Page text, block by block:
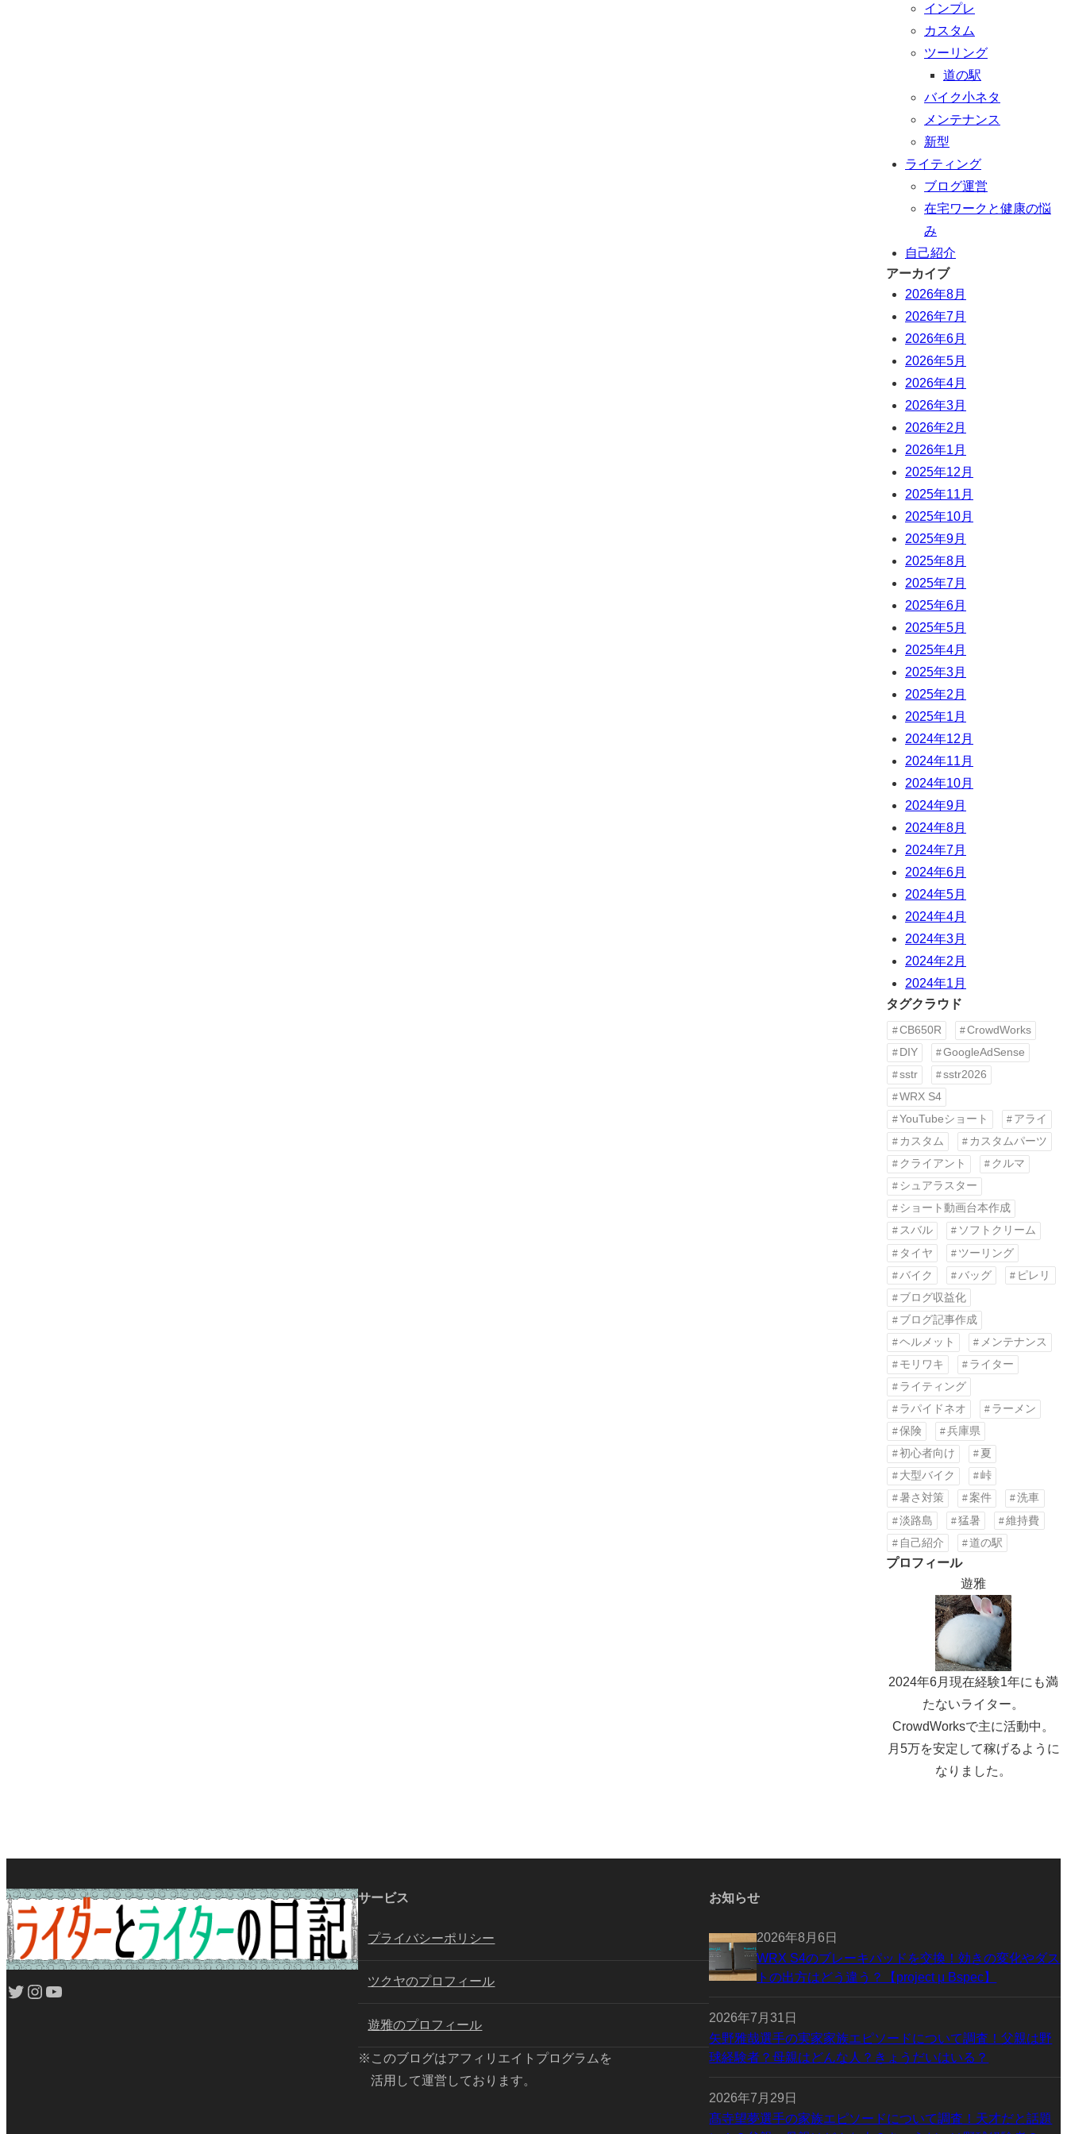
インプレ
カスタム
ツーリング
道の駅
バイク小ネタ
メンテナンス
新型
ライティング
ブログ運営
在宅ワークと健康の悩
み
自己紹介
アーカイブ
2026年8月
2026年7月
2026年6月
2026年5月
2026年4月
2026年3月
2026年2月
2026年1月
2025年12月
2025年11月
2025年10月
2025年9月
2025年8月
2025年7月
2025年6月
2025年5月
2025年4月
2025年3月
2025年2月
2025年1月
2024年12月
2024年11月
2024年10月
2024年9月
2024年8月
2024年7月
2024年6月
2024年5月
2024年4月
2024年3月
2024年2月
2024年1月
タグクラウド
CB650R
CrowdWorks
DIY
GoogleAdSense
sstr
sstr2026
WRX S4
YouTubeショート
アライ
カスタム
カスタムパーツ
クライアント
クルマ
シュアラスター
ショート動画台本作成
スバル
ソフトクリーム
タイヤ
ツーリング
バイク
バッグ
ピレリ
ブログ収益化
ブログ記事作成
ヘルメット
メンテナンス
モリワキ
ライター
ライティング
ラパイドネオ
ラーメン
保険
兵庫県
初心者向け
夏
大型バイク
峠
暑さ対策
案件
洗車
淡路島
猛暑
維持費
自己紹介
道の駅
プロフィール
遊雅
2024年6月現在経験1年にも満
たないライター。
CrowdWorksで主に活動中。
月5万を安定して稼げるように
なりました。
Twitter Instagram YouTube
サービス
プライバシーポリシー
ツクヤのプロフィール
遊雅のプロフィール
※このブログはアフィリエイトプログラムを
活用して運営しております。
お知らせ
2026年8月6日
WRX S4のブレーキパッドを交換！効きの変化やダス
トの出方はどう違う？【project μ Bspec】
2026年7月31日
矢野雅哉選手の実家家族エピソードについて調査！父親は野
球経験者？母親はどんな人？きょうだいはいる？
2026年7月29日
髙寺望夢選手の家族エピソードについて調査！天才だと話題